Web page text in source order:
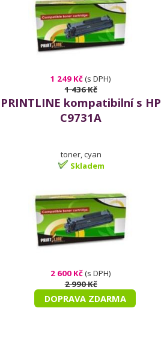
1 249 Kč(s DPH)
1 436 Kč
PRINTLINE kompatibilní s HP
C9731A
toner, cyan
Skladem
2 600 Kč(s DPH)
2 990 Kč
DOPRAVA ZDARMA